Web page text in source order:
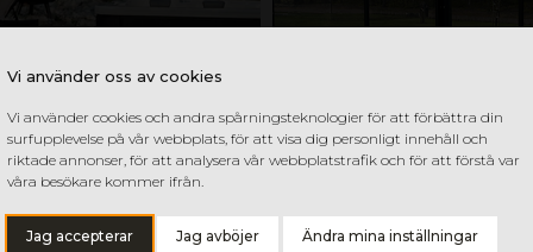
Vi använder oss av cookies
Vi använder cookies och andra spårningsteknologier för att förbättra din
surfupplevelse på vår webbplats, för att visa dig personligt innehåll och
riktade annonser, för att analysera vår webbplatstrafik och för att förstå var
våra besökare kommer ifrån.
Jag accepterar Jag avböjer Ändra mina inställningar